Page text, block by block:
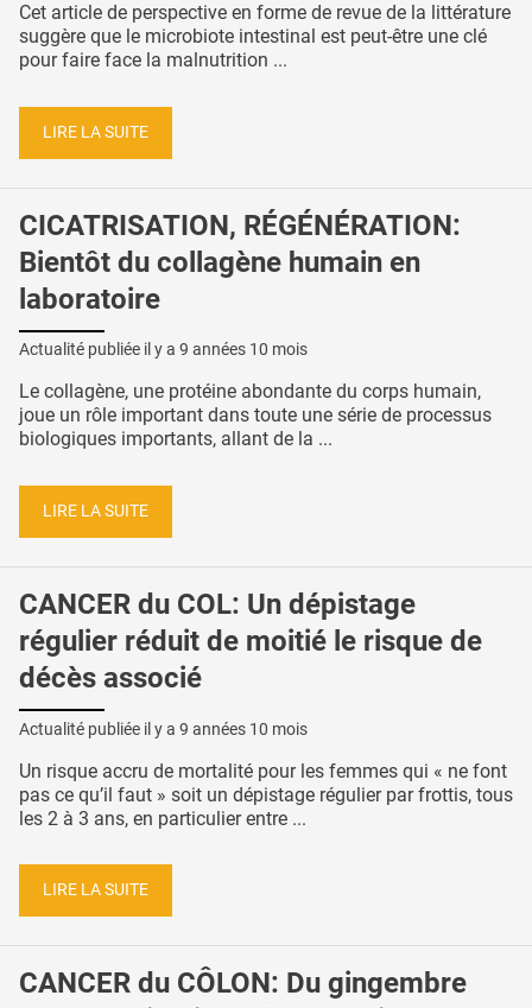
Cet article de perspective en forme de revue de la littérature
suggère que le microbiote intestinal est peut-être une clé
pour faire face la malnutrition ...
LIRE LA SUITE
CICATRISATION, RÉGÉNÉRATION:
Bientôt du collagène humain en
laboratoire
Actualité publiée il y a 9 années 10 mois
Le collagène, une protéine abondante du corps humain,
joue un rôle important dans toute une série de processus
biologiques importants, allant de la ...
LIRE LA SUITE
CANCER du COL: Un dépistage
régulier réduit de moitié le risque de
décès associé
Actualité publiée il y a 9 années 10 mois
Un risque accru de mortalité pour les femmes qui « ne font
pas ce qu’il faut » soit un dépistage régulier par frottis, tous
les 2 à 3 ans, en particulier entre ...
LIRE LA SUITE
CANCER du CÔLON: Du gingembre